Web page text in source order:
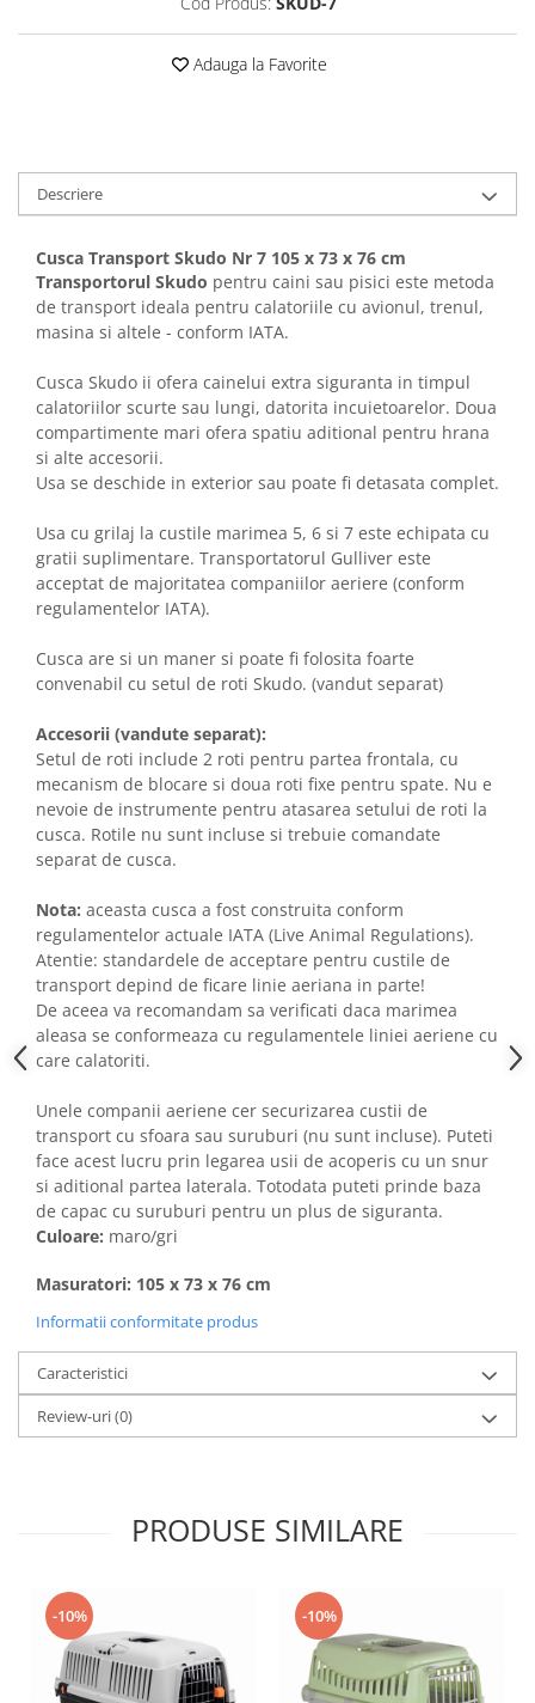
Sampoane si Balsamuri
Servetele Umede
Covorase absorbante
Perii si descalcitoare caini
Solutii Atractante si repelente
Adauga la Favorite
Descriere
Cusca Transport Skudo Nr 7 105 x 73 x 76 cm
Transportorul Skudo pentru caini sau pisici este metoda
de transport ideala pentru calatoriile cu avionul, trenul,
masina si altele - conform IATA.
Cusca Skudo ii ofera cainelui extra siguranta in timpul
calatoriilor scurte sau lungi, datorita incuietoarelor. Doua
compartimente mari ofera spatiu aditional pentru hrana
si alte accesorii.
Usa se deschide in exterior sau poate fi detasata complet.
Usa cu grilaj la custile marimea 5, 6 si 7 este echipata cu
gratii suplimentare. Transportatorul Gulliver este
acceptat de majoritatea companiilor aeriere (conform
regulamentelor IATA).
Cusca are si un maner si poate fi folosita foarte
convenabil cu setul de roti Skudo. (vandut separat)
Accesorii (vandute separat):
Setul de roti include 2 roti pentru partea frontala, cu
mecanism de blocare si doua roti fixe pentru spate. Nu e
nevoie de instrumente pentru atasarea setului de roti la
cusca. Rotile nu sunt incluse si trebuie comandate
separat de cusca.
Nota: aceasta cusca a fost construita conform
regulamentelor actuale IATA (Live Animal Regulations).
Atentie: standardele de acceptare pentru custile de
transport depind de ficare linie aeriana in parte!
De aceea va recomandam sa verificati daca marimea
aleasa se conformeaza cu regulamentele liniei aeriene cu
care calatoriti.
Unele companii aeriene cer securizarea custii de
transport cu sfoara sau suruburi (nu sunt incluse). Puteti
face acest lucru prin legarea usii de acoperis cu un snur
si aditional partea laterala. Totodata puteti prinde baza
de capac cu suruburi pentru un plus de siguranta.
Culoare: maro/gri
Masuratori: 105 x 73 x 76 cm
Informatii conformitate produs
Caracteristici
Review-uri(0)
PRODUSE SIMILARE
-10% -10%